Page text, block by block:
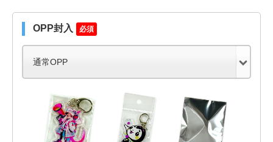
OPP封入 必須